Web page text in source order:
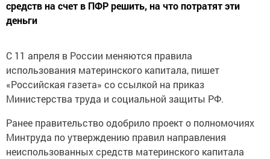
средств на счет в ПФР решить, на что потратят эти
деньги
С 11 апреля в России меняются правила
использования материнского капитала, пишет
«Российская газета» со ссылкой на приказ
Министерства труда и социальной защиты РФ.
Ранее правительство одобрило проект о полномочиях
Минтруда по утверждению правил направления
неиспользованных средств материнского капитала